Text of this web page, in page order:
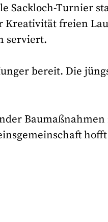
Sackloch-Turnier
Kreativität freien
serviert.
bereit. Die